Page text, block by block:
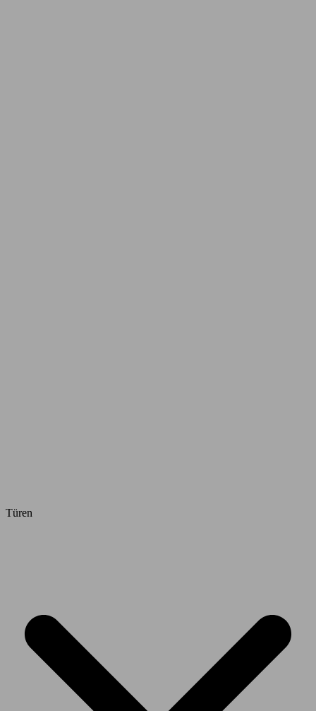
Türen